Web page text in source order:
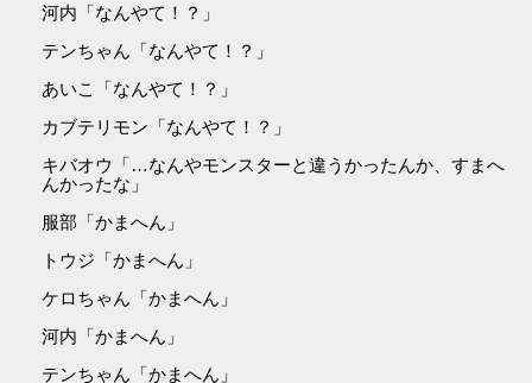
河内「なんやて！？」
テンちゃん「なんやて！？」
あいこ「なんやて！？」
カブテリモン「なんやて！？」
キバオウ「…なんやモンスターと違うかったんか、すまへ
んかったな」
服部「かまへん」
トウジ「かまへん」
ケロちゃん「かまへん」
河内「かまへん」
テンちゃん「かまへん」